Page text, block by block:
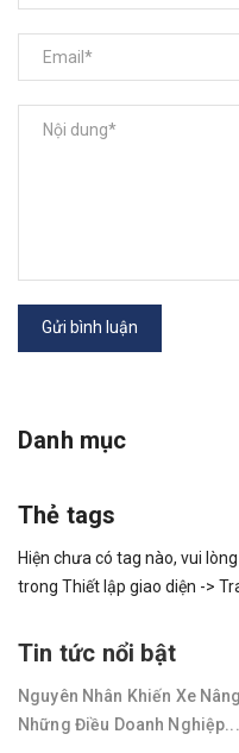
Gửi bình luận
Danh mục
Thẻ tags
Hiện chưa có tag nào, vui
trong Thiết lập giao diện ->
Tin tức nổi bật
Nguyên Nhân Khiến Xe
Những Điều Doanh Nghiệp...